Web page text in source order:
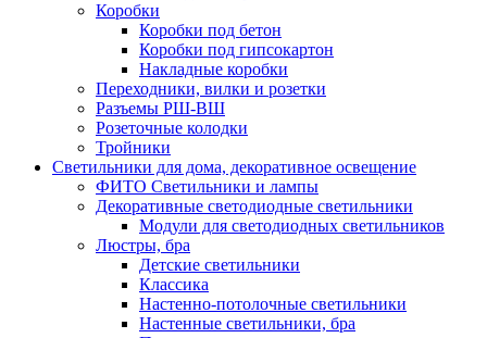
Коробки
Коробки под бетон
Коробки под гипсокартон
Накладные коробки
Переходники, вилки и розетки
Разъемы РШ-ВШ
Розеточные колодки
Тройники
Светильники для дома, декоративное освещение
ФИТО Светильники и лампы
Декоративные светодиодные светильники
Модули для светодиодных светильников
Люстры, бра
Детские светильники
Классика
Настенно-потолочные светильники
Настенные светильники, бра